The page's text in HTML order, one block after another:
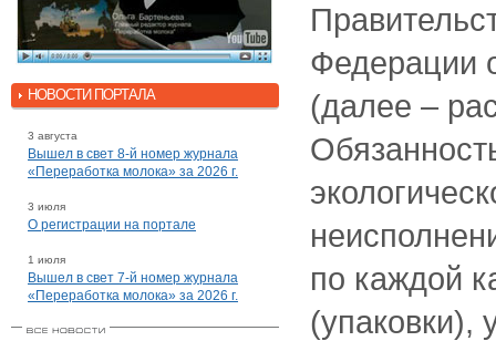
НОВОСТИ ПОРТАЛА
3 августа
Вышел в свет 8-й номер журнала
«Переработка молока» за 2026 г.
3 июля
О регистрации на портале
1 июля
Вышел в свет 7-й номер журнала
«Переработка молока» за 2026 г.
Федерации
(далее –
по каждой
(упаковки),